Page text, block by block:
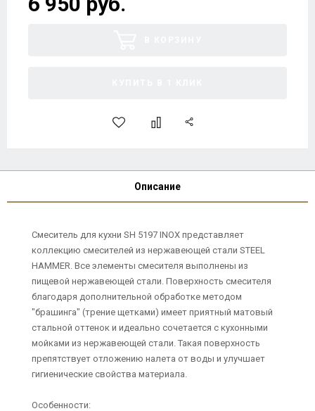
Описание
Смеситель для кухни SH 5197 INOX представляет
коллекцию смесителей из нержавеющей стали STEEL
HAMMER. Все элементы смесителя выполнены из
пищевой нержавеющей стали. Поверхность смесителя
благодаря дополнительной обработке методом
"брашинга" (трение щетками) имеет приятный матовый
стальной оттенок и идеально сочетается с кухонными
мойками из нержавеющей стали. Такая поверхность
препятствует отложению налета от воды и улучшает
гигиенические свойства материала.
Особенности: